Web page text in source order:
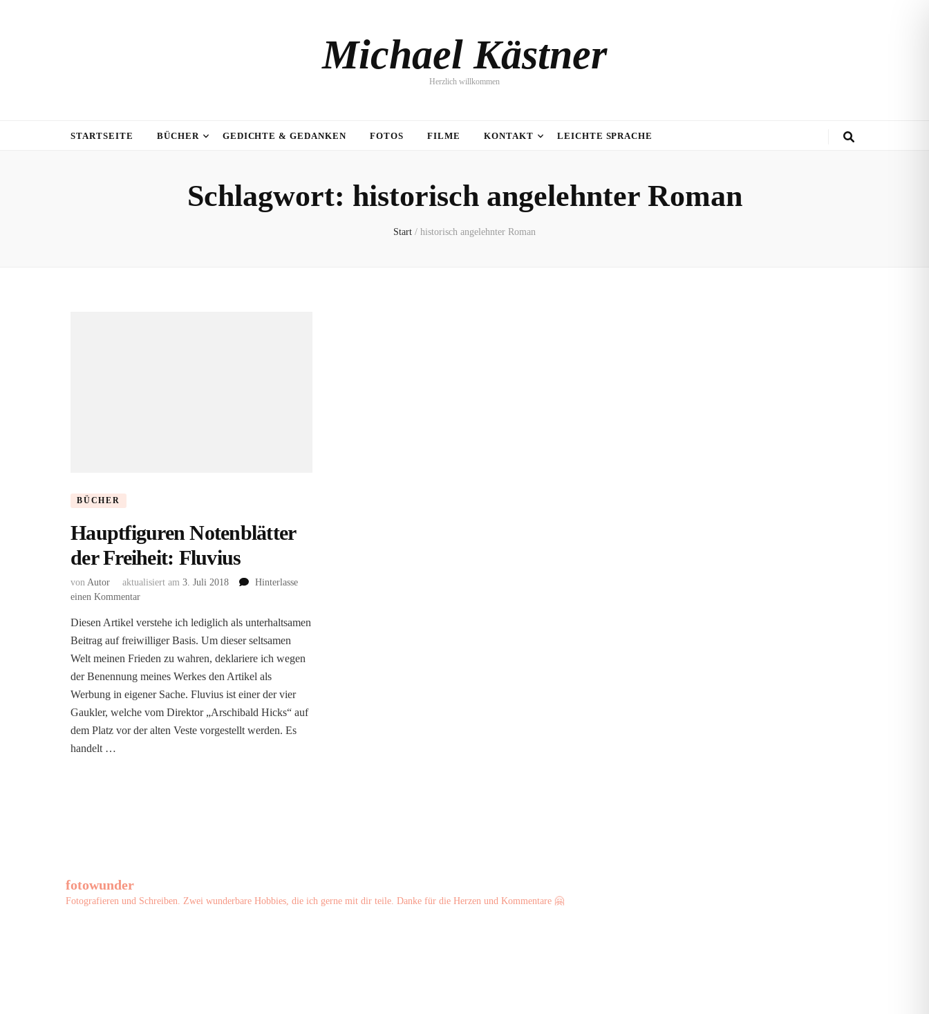
Michael Kästner
Herzlich willkommen
STARTSEITE BÜCHER GEDICHTE & GEDANKEN FOTOS FILME KONTAKT LEICHTE SPRACHE
Schlagwort: historisch angelehnter Roman
Start / historisch angelehnter Roman
BÜCHER
Hauptfiguren Notenblätter
der Freiheit: Fluvius
von Autor aktualisiert am 3. Juli 2018
Hinterlasse
einen Kommentarzu
Notenblätter
der
Freiheit:
Diesen Artikel verstehe ich lediglich als unterhaltsamen
Beitrag auf freiwilliger Basis. Um dieser seltsamen
Welt meinen Frieden zu wahren, deklariere ich wegen
der Benennung meines Werkes den Artikel als
Werbung in eigener Sache. Fluvius ist einer der vier
Gaukler, welche vom Direktor „Arschibald Hicks“ auf
dem Platz vor der alten Veste vorgestellt werden. Es
handelt …
fotowunder
Fotografieren und Schreiben. Zwei wunderbare Hobbies, die ich gerne mit dir teile. Danke für die Herzen und Kommentare 🤗